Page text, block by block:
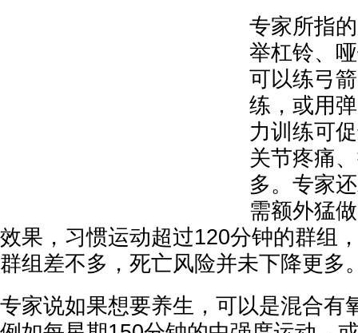
专家所指
举杠铃、
可以练弓
练，或用
力训练可
关节疼痛
多。专家
需额外猛
效果，习惯运动超过120分钟的群组
群组差不多，死亡风险并未下降更多
专家说如果想要养生，可以是混合有